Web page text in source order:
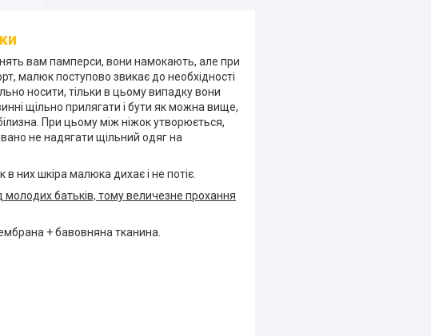
вам памперси, вони намокають, але при
малюк поступово звикає до необхідності
носити, тільки в цьому випадку вони
щільно прилягати і бути як можна вище,
При цьому між ніжок утворюється,
не надягати щільний одяг на
в них шкіра малюка дихає і не потіє.
батьків, тому величезне прохання
+ бавовняна тканина.